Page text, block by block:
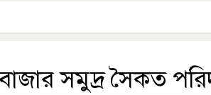
সমুদ্র সৈকত